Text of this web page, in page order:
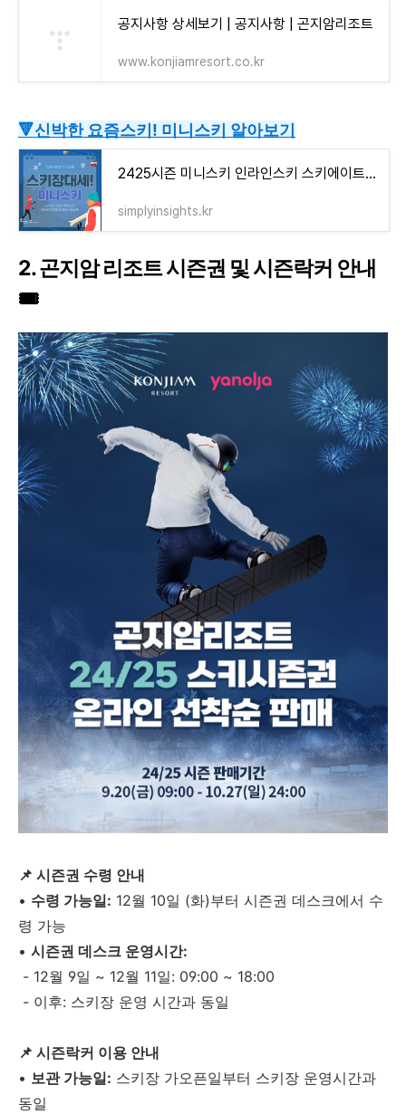
공지사항 상세보기 | 공지사항 | 곤지암리조트
www.konjiamresort.co.kr
🔻신박한 요즘스키! 미니스키 알아보기
2425시즌 미니스키 인라인스키 스키에이트 렌탈 강습 추천스키장
simplyinsights.kr
2. 곤지암 리조트 시즌권 및 시즌락커 안내
🎟️
📌 시즌권 수령 안내
• 수령 가능일: 12월 10일 (화)부터 시즌권 데스크에서 수
령 가능
• 시즌권 데스크 운영시간:
- 12월 9일 ~ 12월 11일: 09:00 ~ 18:00
- 이후: 스키장 운영 시간과 동일
📌 시즌락커 이용 안내
• 보관 가능일: 스키장 가오픈일부터 스키장 운영시간과
동일